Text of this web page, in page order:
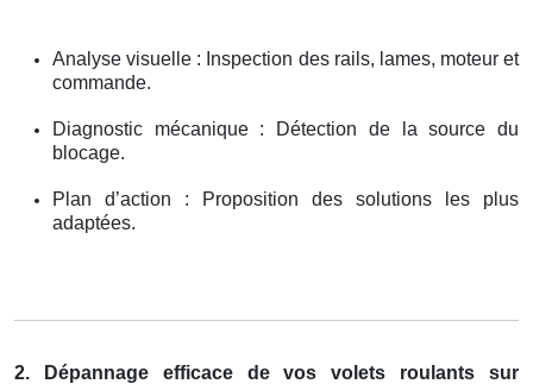
Analyse visuelle : Inspection des rails, lames, moteur et
commande.
Diagnostic mécanique : Détection de la source du
blocage.
Plan d’action : Proposition des solutions les plus
adaptées.
2. Dépannage efficace de vos volets roulants sur